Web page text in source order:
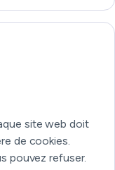
site web doit
de cookies.
pouvez refuser.